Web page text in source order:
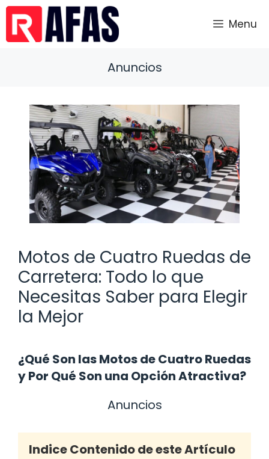
Saltar
contenido
Menu
Anuncios
Motos de Cuatro Ruedas de
Carretera: Todo lo que
Necesitas Saber para Elegir
la Mejor
¿Qué Son las Motos de Cuatro Ruedas
y Por Qué Son una Opción Atractiva?
Anuncios
Indice Contenido de este Artículo